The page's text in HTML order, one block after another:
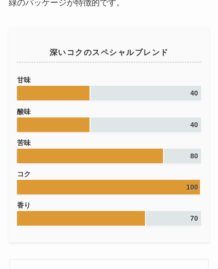
緑のパッケージが特徴的です。
深いコクのスペシャルブレンド
甘味
40
酸味
40
苦味
80
コク
100
香り
70